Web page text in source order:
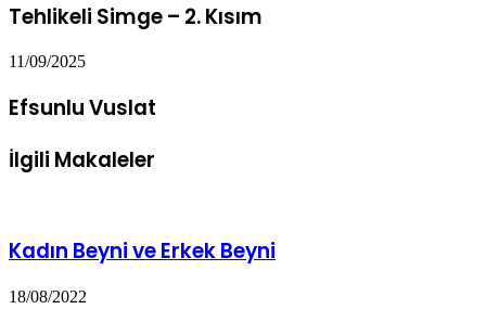
Tehlikeli Simge – 2. Kısım
11/09/2025
Efsunlu Vuslat
İlgili Makaleler
Kadın Beyni ve Erkek Beyni
18/08/2022